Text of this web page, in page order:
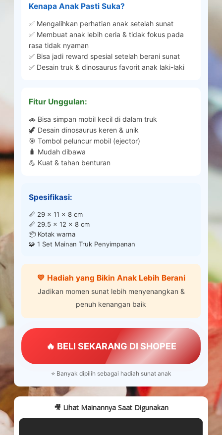
Kenapa Anak Pasti Suka?
✅ Mengalihkan perhatian anak setelah sunat
✅ Membuat anak lebih ceria & tidak fokus pada
rasa tidak nyaman
✅ Bisa jadi reward spesial setelah berani sunat
✅ Desain truk & dinosaurus favorit anak laki-laki
Fitur Unggulan:
🚗 Bisa simpan mobil kecil di dalam truk
🦖 Desain dinosaurus keren & unik
🎯 Tombol peluncur mobil (ejector)
🧳 Mudah dibawa
💪 Kuat & tahan benturan
Spesifikasi:
📏 29 x 11 x 8 cm
📏 29.5 x 12 x 8 cm
📦 Kotak warna
🧩 1 Set Mainan Truk Penyimpanan
💙 Hadiah yang Bikin Anak Lebih Berani
Jadikan momen sunat lebih menyenangkan &
penuh kenangan baik
🔥 BELI SEKARANG DI SHOPEE
⭐ Banyak dipilih sebagai hadiah sunat anak
🎥 Lihat Mainannya Saat Digunakan